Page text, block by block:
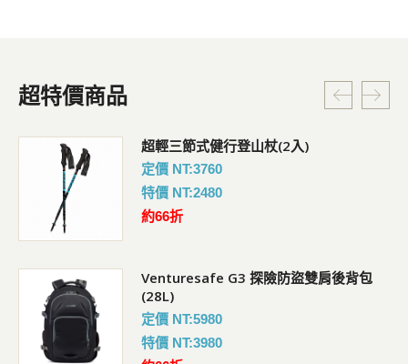
超特價商品
超輕三節式健行登山杖(2入)
定價 NT:3760
特價 NT:2480
約66折
Venturesafe G3 探險防盜雙肩後背包
(28L)
定價 NT:5980
特價 NT:3980